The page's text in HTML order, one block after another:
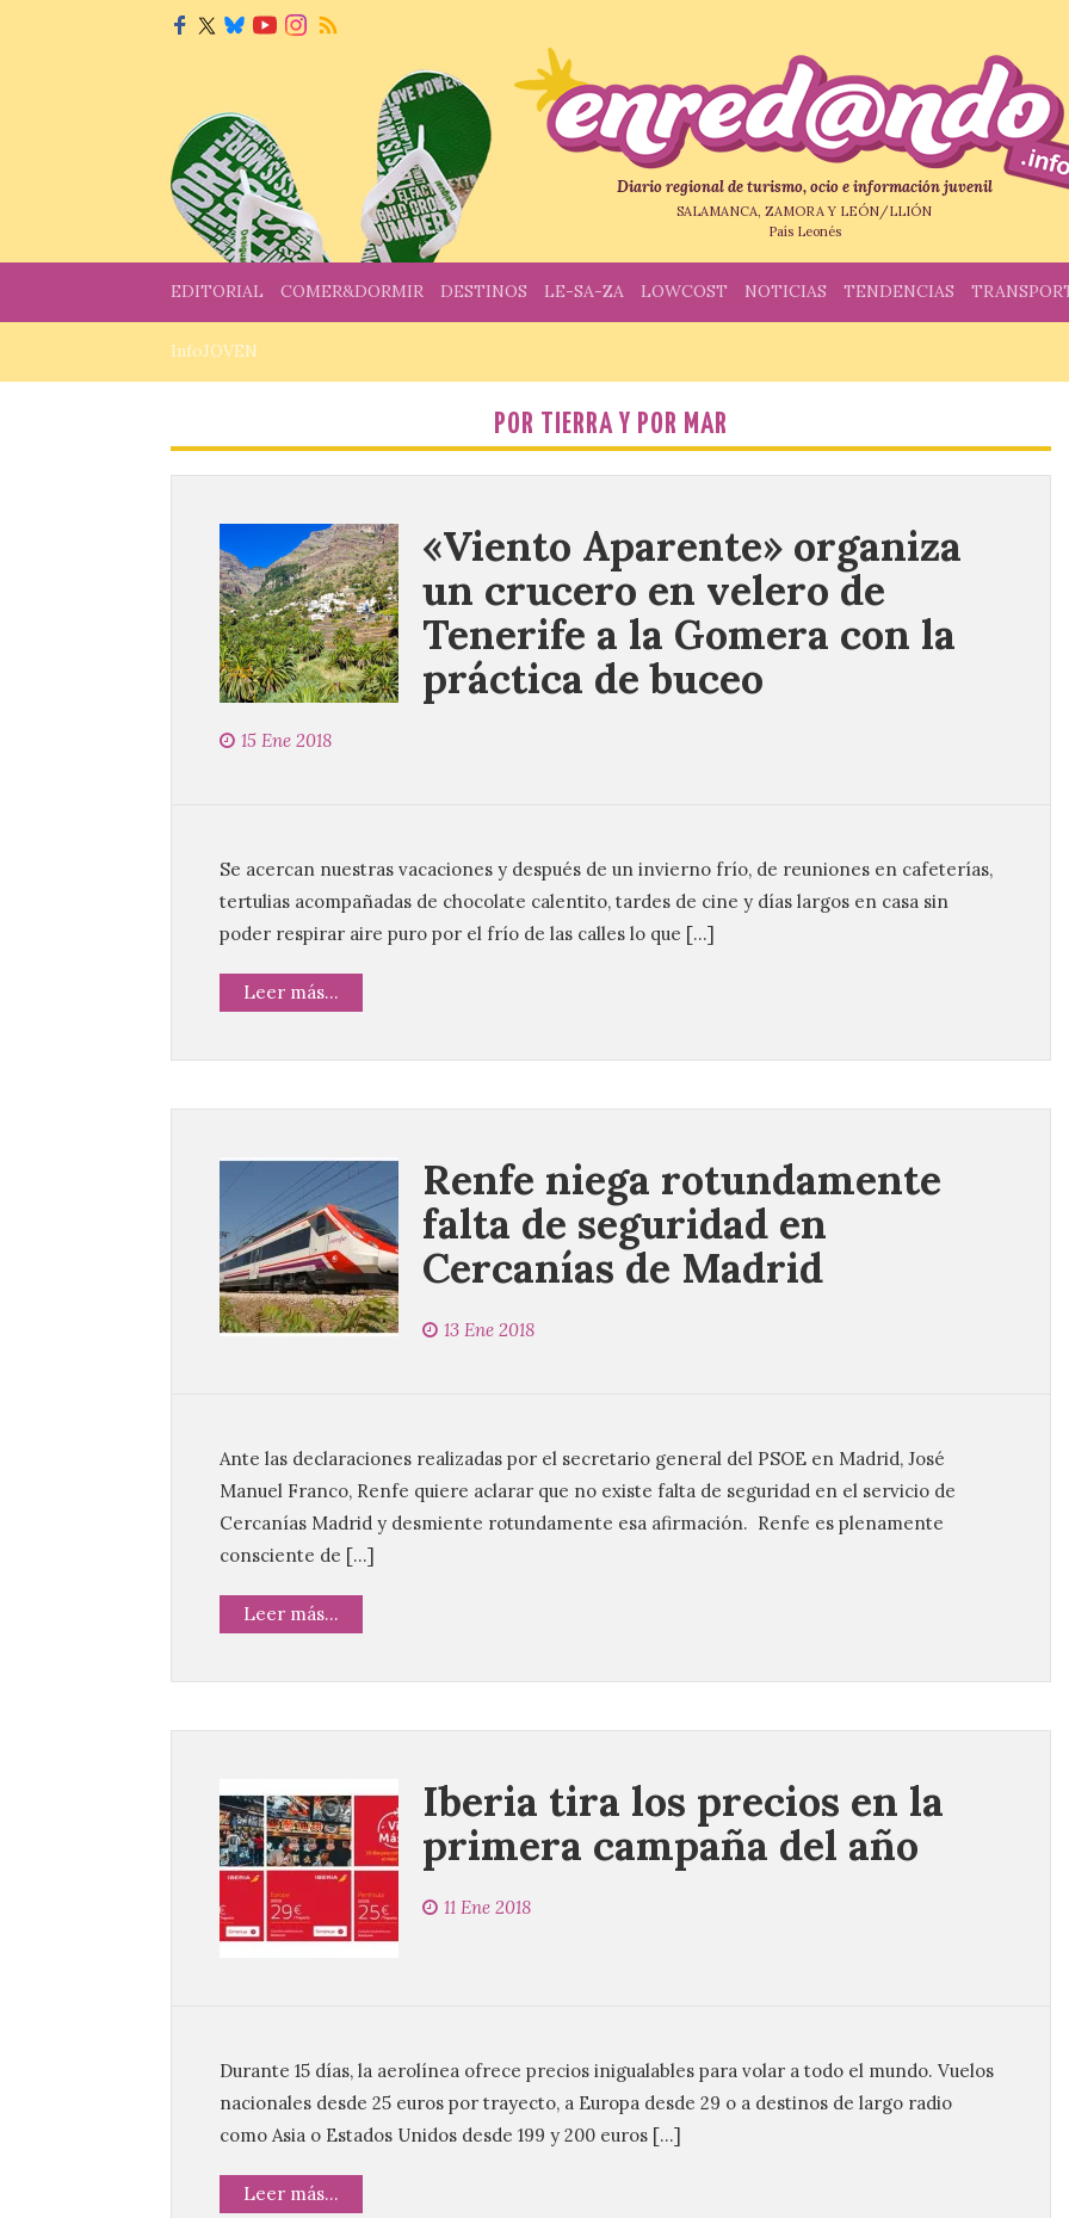
Diario regional de turismo, ocio e información juvenil
SALAMANCA, ZAMORA Y LEÓN/LLIÓN
País Leonés
EDITORIAL COMER&DORMIR DESTINOS LE-SA-ZA LOWCOST NOTICIAS TENDENCIAS
InfoJOVEN
POR TIERRA Y POR MAR
«Viento Aparente» organiza
un crucero en velero de
Tenerife a la Gomera con la
práctica de buceo
15 Ene 2018
Se acercan nuestras vacaciones y después de un invierno frío, de reuniones en cafeterías,
tertulias acompañadas de chocolate calentito, tardes de cine y días largos en casa sin
poder respirar aire puro por el frío de las calles lo que […]
Leer más...
Renfe niega rotundamente
falta de seguridad en
Cercanías de Madrid
13 Ene 2018
Ante las declaraciones realizadas por el secretario general del PSOE en Madrid, José
Manuel Franco, Renfe quiere aclarar que no existe falta de seguridad en el servicio de
Cercanías Madrid y desmiente rotundamente esa afirmación. Renfe es plenamente
consciente de […]
Leer más...
Iberia tira los precios en la
primera campaña del año
11 Ene 2018
Durante 15 días, la aerolínea ofrece precios inigualables para volar a todo el mundo. Vuelos
nacionales desde 25 euros por trayecto, a Europa desde 29 o a destinos de largo radio
como Asia o Estados Unidos desde 199 y 200 euros […]
Leer más...